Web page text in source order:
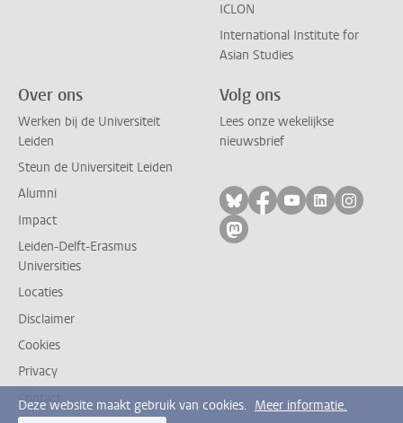
ICLON
International Institute for
Asian Studies
Over ons
Werken bij de Universiteit
Leiden
Steun de Universiteit Leiden
Alumni
Impact
Leiden-Delft-Erasmus
Universities
Locaties
Disclaimer
Cookies
Privacy
Contact
Volg ons
Lees onze wekelijkse
nieuwsbrief
Volg ons op bluesky
Volg ons op
Volg ons op
Volg ons
Volg
Volg ons op mastodon
Deze website maakt gebruik van cookies. Meer informatie.